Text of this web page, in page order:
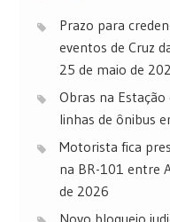
Prazo para
eventos de Cruz
25 de maio de
Obras na
linhas de ônibus
Motorista fica
na BR-101 entre
de 2026
Novo bloqueio